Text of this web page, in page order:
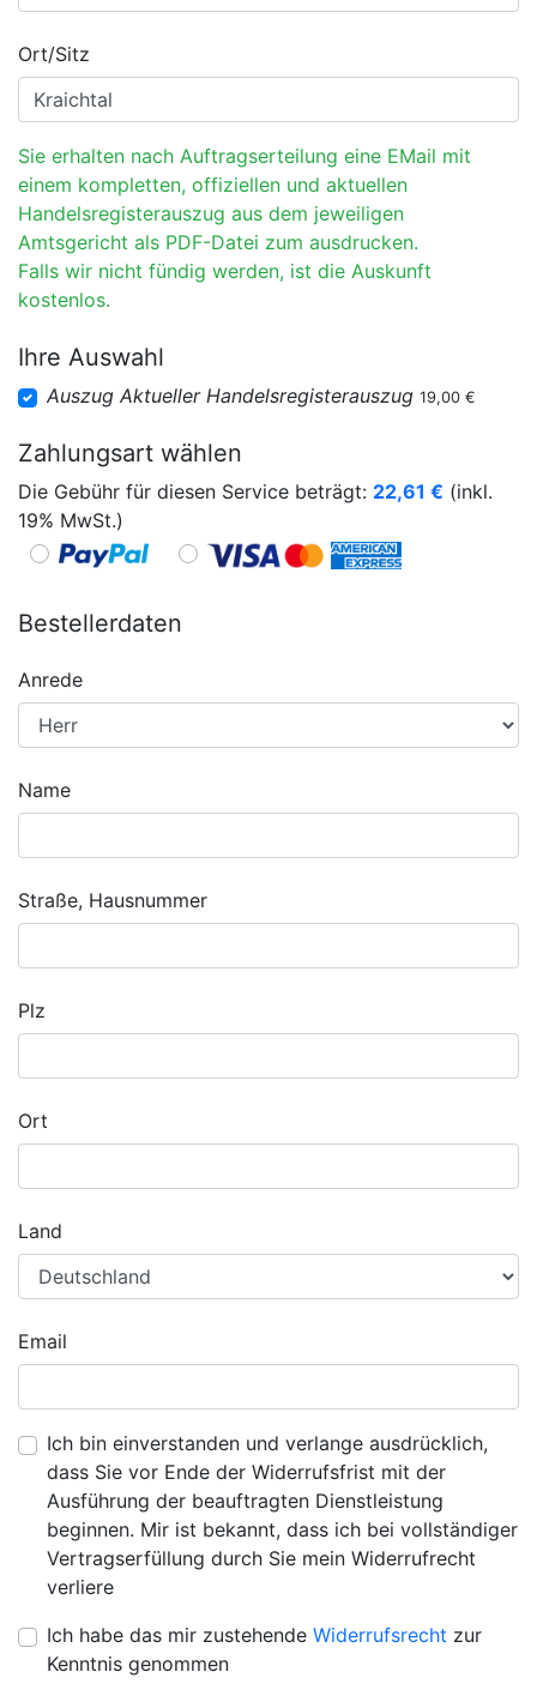
Ort/Sitz
Sie erhalten nach Auftragserteilung eine EMail mit
einem kompletten, offiziellen und aktuellen
Handelsregisterauszug aus dem jeweiligen
Amtsgericht als PDF-Datei zum ausdrucken.
Falls wir nicht fündig werden, ist die Auskunft
kostenlos.
Ihre Auswahl
Auszug Aktueller Handelsregisterauszug 19,00 €
Zahlungsart wählen
Die Gebühr für diesen Service beträgt: 22,61 € (inkl.
19% MwSt.)
Bestellerdaten
Anrede
Name
Straße, Hausnummer
Plz
Ort
Land
Email
Ich bin einverstanden und verlange ausdrücklich,
dass Sie vor Ende der Widerrufsfrist mit der
Ausführung der beauftragten Dienstleistung
beginnen. Mir ist bekannt, dass ich bei vollständiger
Vertragserfüllung durch Sie mein Widerrufrecht
verliere
Ich habe das mir zustehende Widerrufsrecht zur
Kenntnis genommen